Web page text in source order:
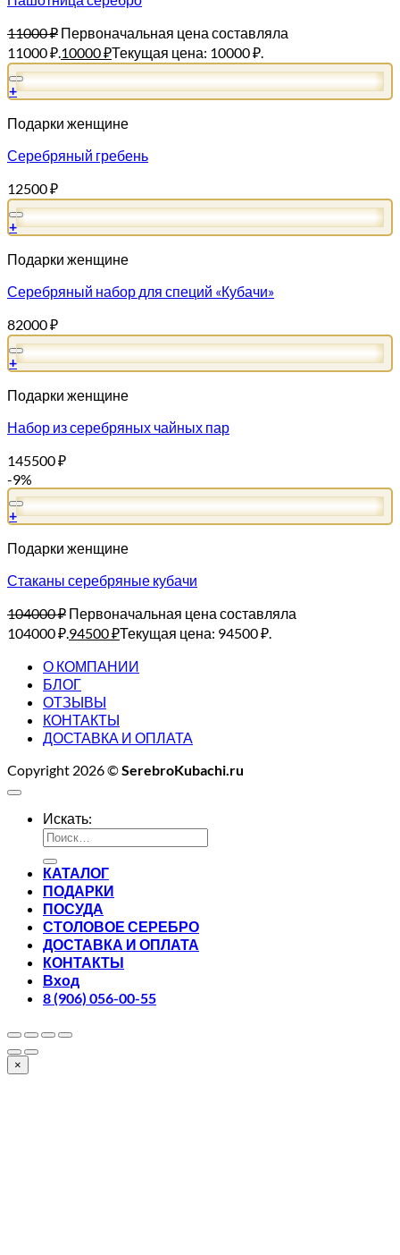
11000₽ Первоначальная цена составляла
11000 ₽.10000₽Текущая цена: 10000 ₽.
+
Подарки женщине
Серебряный гребень
12500₽
+
Подарки женщине
Серебряный набор для специй «Кубачи»
82000₽
+
Подарки женщине
Набор из серебряных чайных пар
145500₽
-9%
+
Подарки женщине
Стаканы серебряные кубачи
104000₽ Первоначальная цена составляла
104000 ₽.94500₽Текущая цена: 94500 ₽.
О КОМПАНИИ
БЛОГ
ОТЗЫВЫ
КОНТАКТЫ
ДОСТАВКА И ОПЛАТА
Copyright 2026 ©SerebroKubachi.ru
Искать:
КАТАЛОГ
ПОДАРКИ
ПОСУДА
СТОЛОВОЕ СЕРЕБРО
ДОСТАВКА И ОПЛАТА
КОНТАКТЫ
Вход
8 (906) 056-00-55
×